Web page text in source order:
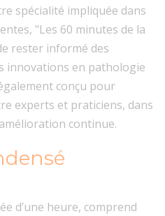
spécialité impliquée dans
"Les 60 minutes de la
rester informé des
innovations en pathologie
conçu pour
experts et praticiens, dans
continue.
d’une heure, comprend